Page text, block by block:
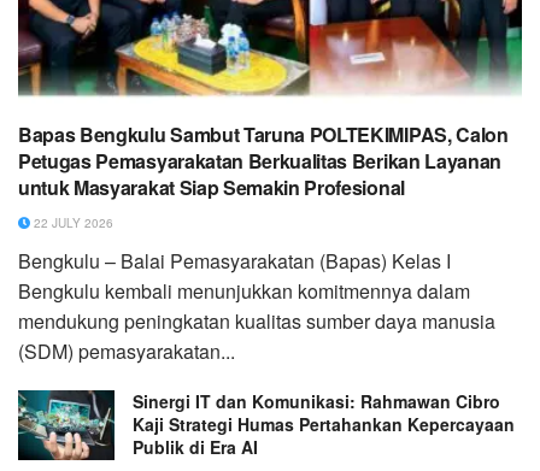
Bapas Bengkulu Sambut Taruna POLTEKIMIPAS, Calon
Petugas Pemasyarakatan Berkualitas Berikan Layanan
untuk Masyarakat Siap Semakin Profesional
22 JULY 2026
Bengkulu – Balai Pemasyarakatan (Bapas) Kelas I
Bengkulu kembali menunjukkan komitmennya dalam
mendukung peningkatan kualitas sumber daya manusia
(SDM) pemasyarakatan...
Sinergi IT dan Komunikasi: Rahmawan Cibro
Kaji Strategi Humas Pertahankan Kepercayaan
Publik di Era AI